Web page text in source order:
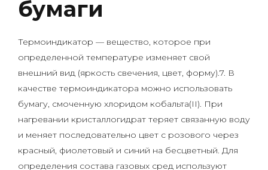
бумаги
Термоиндикатор — вещество, которое при
определенной температуре изменяет свой
внешний вид (яркость свечения, цвет, форму).7. В
качестве термоиндикатора можно использовать
бумагу, смоченную хлоридом кобальта(II). При
нагревании кристаллогидрат теряет связанную воду
и меняет последовательно цвет с розового через
красный, фиолетовый и синий на бесцветный. Для
определения состава газовых сред используют